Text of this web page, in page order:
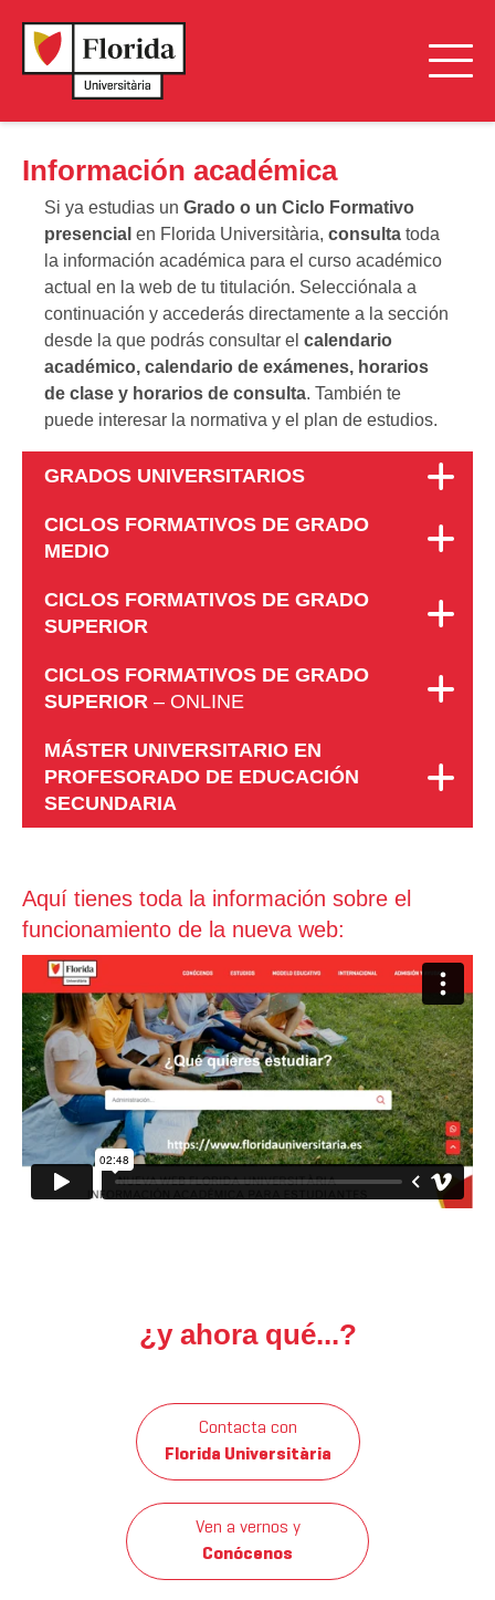
Información académica
Si ya estudias un Grado o un Ciclo Formativo
presencial en Florida Universitària, consulta toda
la información académica para el curso académico
actual en la web de tu titulación. Selecciónala a
continuación y accederás directamente a la sección
desde la que podrás consultar el calendario
académico, calendario de exámenes, horarios
de clase y horarios de consulta. También te
puede interesar la normativa y el plan de estudios.
GRADOS UNIVERSITARIOS
CICLOS FORMATIVOS DE GRADO
MEDIO
CICLOS FORMATIVOS DE GRADO
SUPERIOR
CICLOS FORMATIVOS DE GRADO
SUPERIOR – ONLINE
MÁSTER UNIVERSITARIO EN
PROFESORADO DE EDUCACIÓN
SECUNDARIA
Aquí tienes toda la información sobre el
funcionamiento de la nueva web:
¿y ahora qué...?
Contacta con
Florida Universitària
Ven a vernos y
Conócenos